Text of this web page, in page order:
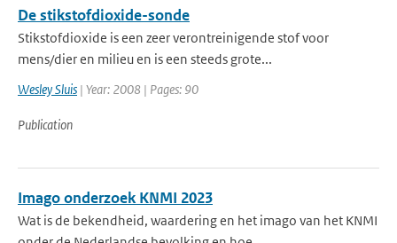
De stikstofdioxide-sonde
Stikstofdioxide is een zeer verontreinigende stof voor
mens/dier en milieu en is een steeds grote...
Wesley Sluis | Year: 2008 | Pages: 90
Publication
Imago onderzoek KNMI 2023
Wat is de bekendheid, waardering en het imago van het KNMI